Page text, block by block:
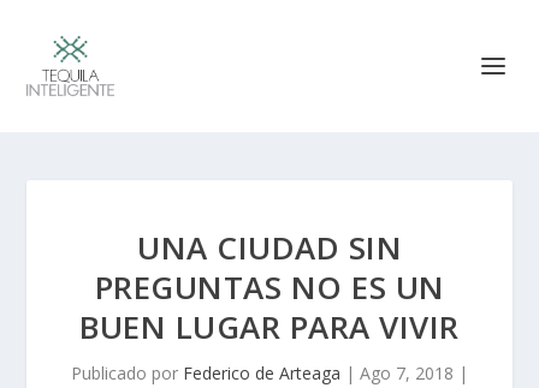
UNA CIUDAD SIN
PREGUNTAS NO ES UN
BUEN LUGAR PARA VIVIR
Publicado por Federico de Arteaga | Ago 7, 2018 |